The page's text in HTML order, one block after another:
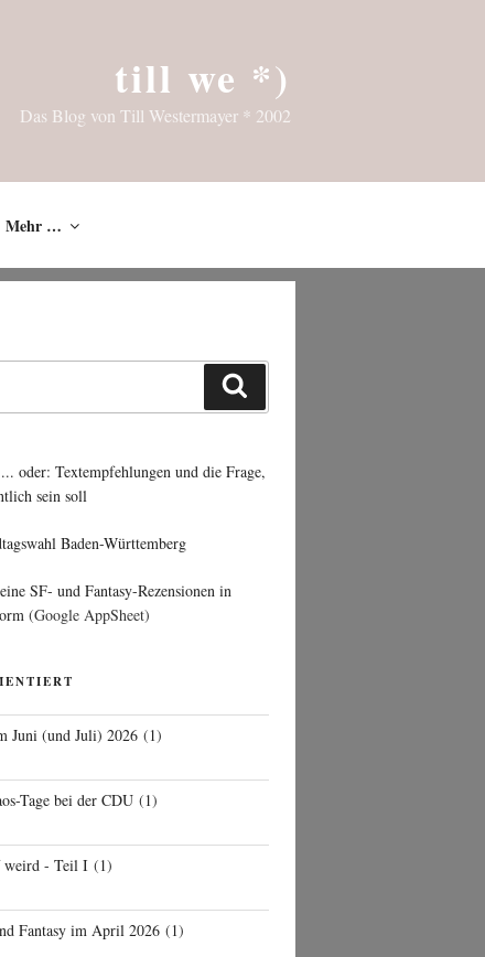
till we *)
Das Blog von Till Westermayer * 2002
Mehr …
oder: Textempfehlungen und die Frage,
sein soll
Baden-Württemberg
SF- und Fantasy-Rezensionen in
(Google AppSheet)
Juni (und Juli) 2026 (1)
Tage bei der CDU (1)
weird - Teil I (1)
Fantasy im April 2026 (1)